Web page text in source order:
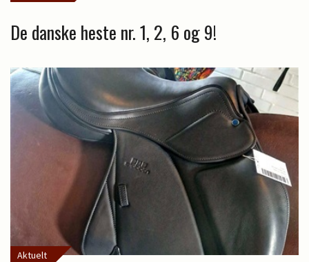
De danske heste nr. 1, 2, 6 og 9!
Aktuelt